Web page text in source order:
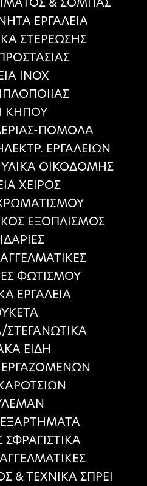
ΕΡΓΑΛΕΙΑ
ΣΤΕΡΕΩΣΗΣ
ΙΝΟΧ
ΚΗΠΟΥ
ΠΟΜΟΛΑ
ΕΡΓΑΛΕΙΩΝ
ΥΛΙΚΑ ΟΙΚΟΔΟΜΗΣ
ΧΕΙΡΟΣ
ΕΞΟΠΛΙΣΜΟΣ
ΦΩΤΙΣΜΟΥ
ΕΡΓΑΛΕΙΑ
ΕΙΔΗ
ΕΡΓΑΖΟΜΕΝΩΝ
ΕΞΑΡΤΗΜΑΤΑ
ΣΦΡΑΓΙΣΤΙΚΑ
& ΤΕΧΝΙΚΑ ΣΠΡΕΙ